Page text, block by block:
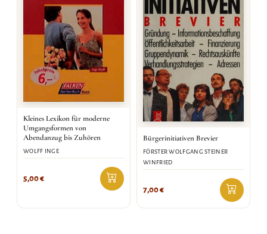
Kleines Lexikon für moderne
Umgangsformen von
Abendanzug bis Zuhören
WOLFF INGE
5,00€
Bürgerinitiativen Brevier
FÖRSTER WOLFGANG STEINER
WINFRIED
7,00€